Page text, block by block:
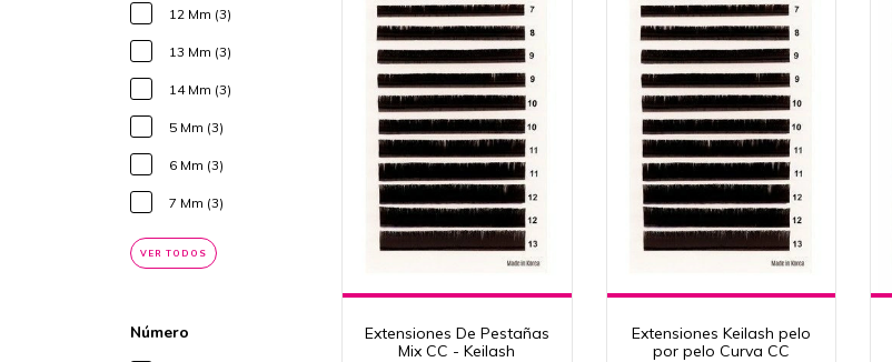
12 Mm (3)
13 Mm (3)
14 Mm (3)
5 Mm (3)
6 Mm (3)
7 Mm (3)
VER TODOS
Número
Extensiones De Pestañas
Mix CC - Keilash
Extensiones Keilash pelo
por pelo Curva CC